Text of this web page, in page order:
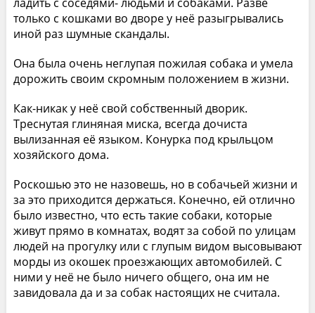
только с кошками во дворе у неё разыгрывались
иной раз шумные скандалы.
Она была очень неглупая пожилая собака и умела
дорожить своим скромным положением в жизни.
Как-никак у неё свой собственный дворик.
Треснутая глиняная миска, всегда дочиста
вылизанная её языком. Конурка под крыльцом
хозяйского дома.
Роскошью это не назовешь, но в собачьей жизни и
за это приходится держаться. Конечно, ей отлично
было известно, что есть такие собаки, которые
живут прямо в комнатах, водят за собой по улицам
людей на прогулку или с глупым видом высовывают
морды из окошек проезжающих автомобилей. С
ними у неё не было ничего общего, она им не
завидовала да и за собак настоящих не считала.